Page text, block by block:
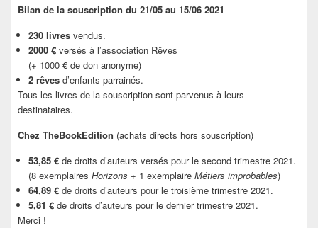
Bilan de la souscription du 21/05 au 15/06 2021
230 livres vendus.
2000 € versés à l’association Rêves
(+ 1000 € de don anonyme)
2 rêves d’enfants parrainés.
Tous les livres de la souscription sont parvenus à leurs
destinataires.
Chez TheBookEdition (achats directs hors souscription)
53,85 € de droits d’auteurs versés pour le second trimestre 2021.
(8 exemplaires Horizons + 1 exemplaire Métiers improbables)
64,89 € de droits d’auteurs pour le troisième trimestre 2021.
5,81 € de droits d’auteurs pour le dernier trimestre 2021.
Merci !